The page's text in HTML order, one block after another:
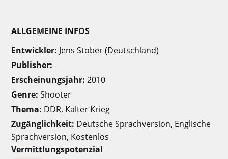
ALLGEMEINE INFOS
Entwickler: Jens Stober (Deutschland)
Publisher: -
Erscheinungsjahr: 2010
Genre: Shooter
Thema: DDR, Kalter Krieg
Zugänglichkeit: Deutsche Sprachversion, Englische
Sprachversion, Kostenlos
Vermittlungspotenzial